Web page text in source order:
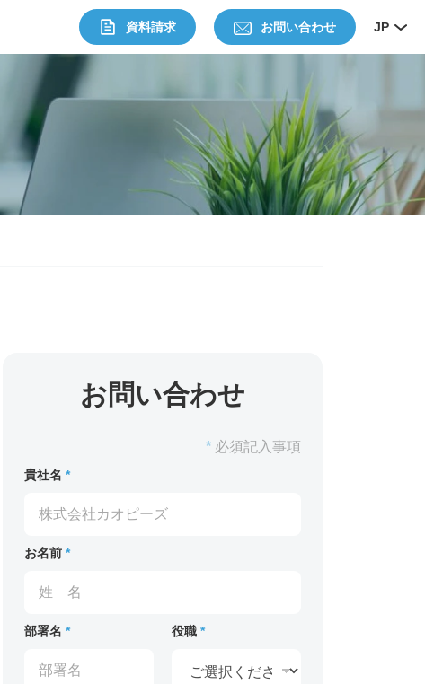
JP
資料請求 お問い合わせ
お問い合わせ
* 必須記入事項
貴社名 *
お名前 *
部署名 * 役職 *